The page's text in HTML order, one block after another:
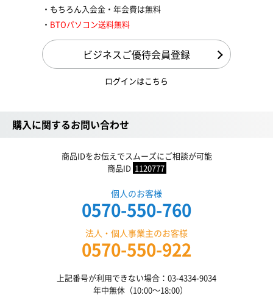
もちろん入会金・年会費は無料
BTOパソコン送料無料
ビジネスご優待会員登録
ログインはこちら
購入に関するお問い合わせ
商品IDをお伝えでスムーズにご相談が可能
商品ID 1120777
個人のお客様
0570-550-760
法人・個人事業主のお客様
0570-550-922
上記番号が利用できない場合：03-4334-9034
年中無休（10:00〜18:00）